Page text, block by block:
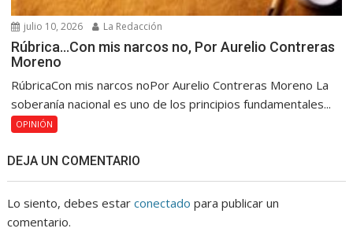
julio 10, 2026 La Redacción
Rúbrica…Con mis narcos no, Por Aurelio Contreras
Moreno
RúbricaCon mis narcos noPor Aurelio Contreras Moreno La
soberanía nacional es uno de los principios fundamentales...
OPINIÓN
DEJA UN COMENTARIO
Lo siento, debes estarconectado para publicar un
comentario.